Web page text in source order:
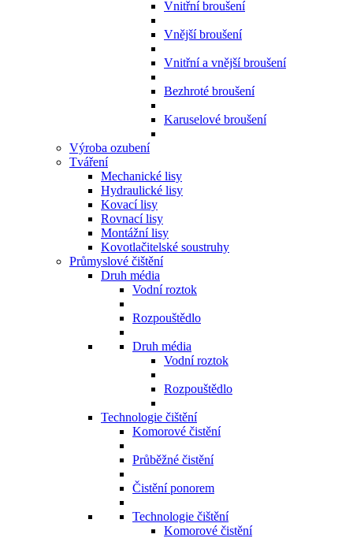
Vnitřní broušení
Vnější broušení
Vnitřní a vnější broušení
Bezhroté broušení
Karuselové broušení
Výroba ozubení
Tváření
Mechanické lisy
Hydraulické lisy
Kovací lisy
Rovnací lisy
Montážní lisy
Kovotlačitelské soustruhy
Průmyslové čištění
Druh média
Vodní roztok
Rozpouštědlo
Druh média
Vodní roztok
Rozpouštědlo
Technologie čištění
Komorové čistění
Průběžné čistění
Čistění ponorem
Technologie čištění
Komorové čistění